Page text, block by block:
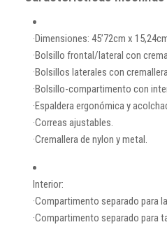
·Dimensiones: 45’72cm x
·Bolsillo frontal/lateral con
·Bolsillos laterales con
·Bolsillo-compartimento con
·Espaldera ergonómica y
·Correas ajustables.
·Cremallera de nylon y metal.
Interior:
·Compartimento separado para
·Compartimento separado para